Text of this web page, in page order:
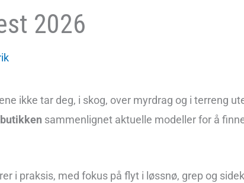
2026
ikke tar deg, i skog, over myrdrag og i terreng
sammenlignet aktuelle modeller for å
i praksis, med fokus på flyt i løssnø, grep og